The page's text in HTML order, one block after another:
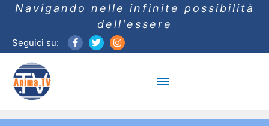
Navigando nelle infinite possibilità
dell'essere
Seguici su:
Menu
principale